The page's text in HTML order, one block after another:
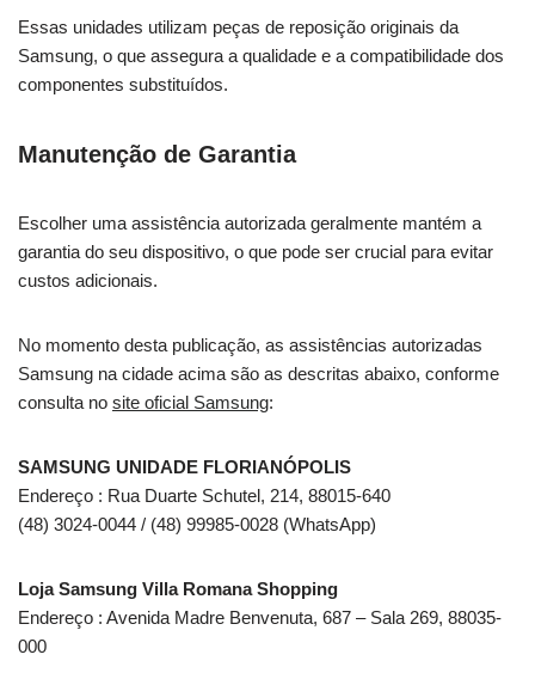
Essas unidades utilizam peças de reposição originais da
Samsung, o que assegura a qualidade e a compatibilidade dos
componentes substituídos.
Manutenção de Garantia
Escolher uma assistência autorizada geralmente mantém a
garantia do seu dispositivo, o que pode ser crucial para evitar
custos adicionais.
No momento desta publicação, as assistências autorizadas
Samsung na cidade acima são as descritas abaixo, conforme
consulta no site oficial Samsung:
SAMSUNG UNIDADE FLORIANÓPOLIS
Endereço : Rua Duarte Schutel, 214, 88015-640
(48) 3024-0044 / (48) 99985-0028 (WhatsApp)
Loja Samsung Villa Romana Shopping
Endereço : Avenida Madre Benvenuta, 687 – Sala 269, 88035-
000